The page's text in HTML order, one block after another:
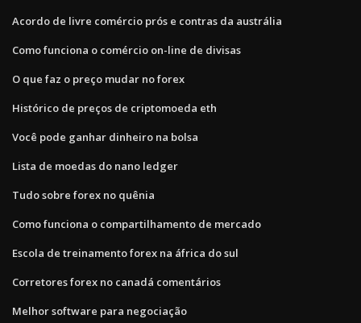
Acordo de livre comércio prós e contras da austrália
Como funciona o comércio on-line de divisas
O que faz o preço mudar no forex
Histórico de preços de criptomoeda eth
Você pode ganhar dinheiro na bolsa
Lista de moedas do nano ledger
Tudo sobre forex no quênia
Como funciona o compartilhamento de mercado
Escola de treinamento forex na áfrica do sul
Corretores forex no canadá comentários
Melhor software para negociação